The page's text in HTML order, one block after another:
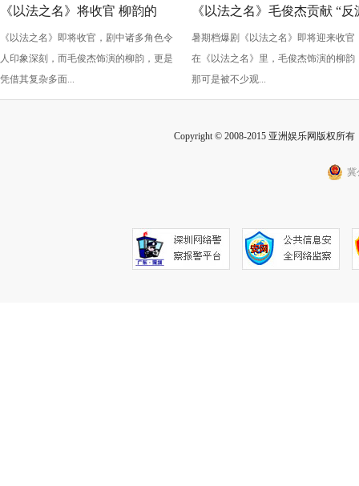
《以法之名》将收官 柳韵的
“蠢” 让毛俊杰重回巅峰
《以法之名》即将收官，剧中诸多角色令
人印象深刻，而毛俊杰饰演的柳韵，更是
凭借其复杂多面...
《以法之名》毛俊杰贡献 “反
级” 演技？柳韵的 “蠢” 是表演
的胜利！
暑期档爆剧《以法之名》即将迎来收官
在《以法之名》里，毛俊杰饰演的柳韵
那可是被不少观...
Copyright © 2008-2015 亚洲娱乐网版权所
冀